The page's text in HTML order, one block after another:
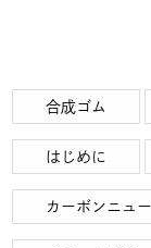
合成ゴム
はじめに
カーボンニュ